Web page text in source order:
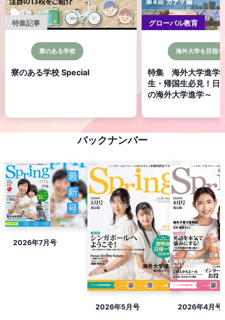
特集記事
寮のある学校
寮のある学校 Special
グローバル教育
海外大学を目指
特集 海外大学進学
生・帰国生必見！日
の海外大学進学～
バックナンバー
2026年7月号
2026年5月号 2026年4月号